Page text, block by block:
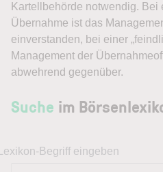
Kartellbehörde notwendig. Bei
Übernahme ist das
einverstanden, bei einer
Management der
abwehrend gegenüber.
Suche im
Begriff eingeben